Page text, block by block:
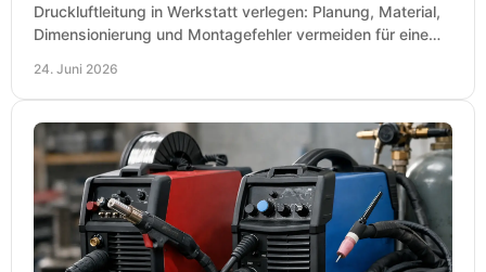
Druckluftleitung in Werkstatt verlegen: Planung, Material,
Dimensionierung und Montagefehler vermeiden für eine
24. Juni 2026